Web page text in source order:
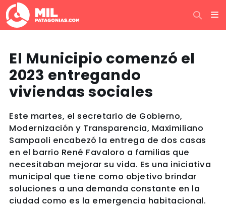
El Municipio comenzó el
2023 entregando
viviendas sociales
Este martes, el secretario de Gobierno,
Modernización y Transparencia, Maximiliano
Sampaoli encabezó la entrega de dos casas
en el barrio René Favaloro a familias que
necesitaban mejorar su vida. Es una iniciativa
municipal que tiene como objetivo brindar
soluciones a una demanda constante en la
ciudad como es la emergencia habitacional.